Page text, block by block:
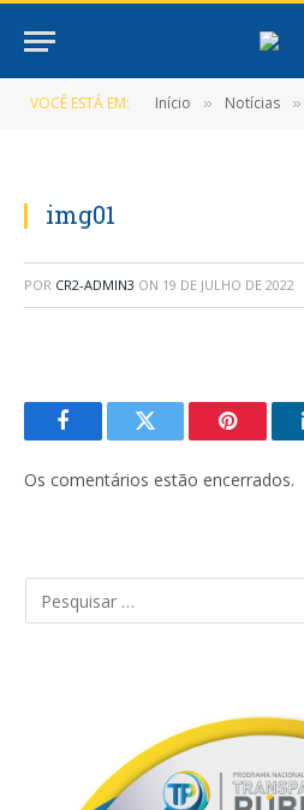
VOCÊ ESTÁ EM: Início » Notícias »
img01
POR CR2-ADMIN3 ON 19 DE JULHO DE 2022
FacebookTwitter Pinterest
Os comentários estão encerrados.